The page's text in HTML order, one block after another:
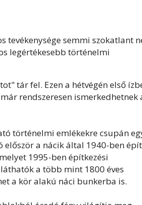
semmi szokatlant
legértékesebb történelmi
tár fel. Ezen a hétvégén első
rendszeresen ismerkedhetnek
történelmi emlékekre csupán
először a nácik által 1940-ben
1995-ben építkezési
a több mint 1800 éves
a kör alakú náci bunkerba is.